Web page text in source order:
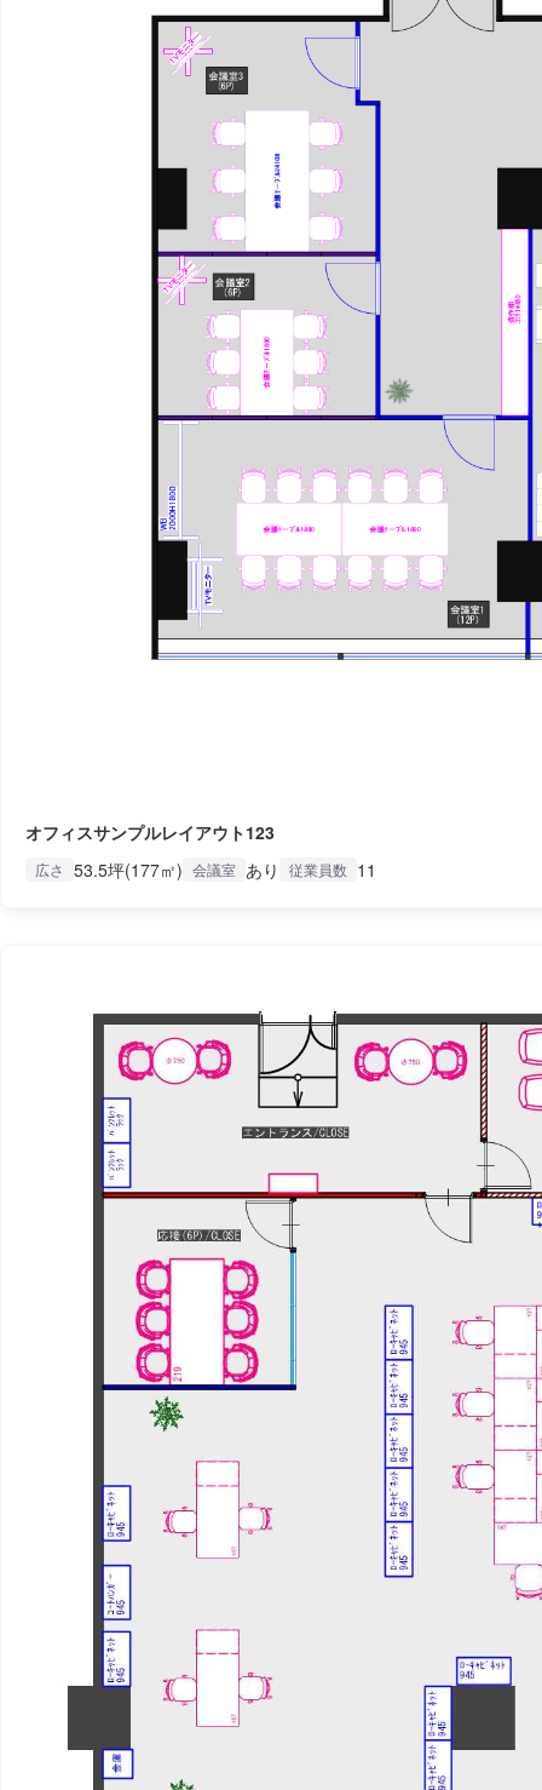
オフィスサンプルレイアウト123
広さ 53.5坪(177㎡) 会議室 あり 従業員数 11